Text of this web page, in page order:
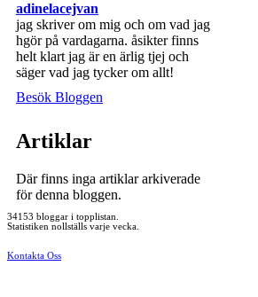
adinelacejvan
jag skriver om mig och om vad jag
hgör på vardagarna. åsikter finns
helt klart jag är en ärlig tjej och
säger vad jag tycker om allt!
Besök Bloggen
Artiklar
Där finns inga artiklar arkiverade
för denna bloggen.
34153 bloggar i topplistan.
Statistiken nollställs varje vecka.
Kontakta Oss